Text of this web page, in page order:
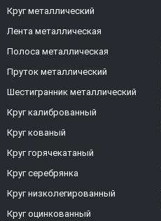
Круг металлический
Лента металлическая
Полоса металлическая
Пруток металлический
Шестигранник металлический
Круг калиброванный
Круг кованый
Круг горячекатаный
Круг серебрянка
Круг низколегированный
Круг оцинкованный